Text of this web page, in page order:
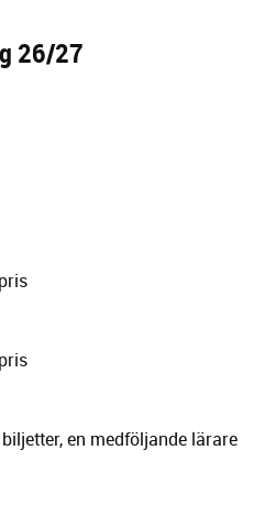
26/27
en medföljande lärare